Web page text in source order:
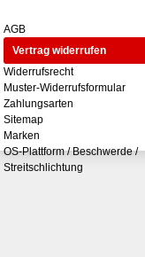
AGB
Vertrag widerrufen
Widerrufsrecht
Muster-Widerrufsformular
Zahlungsarten
Sitemap
Marken
OS-Plattform / Beschwerde /
Streitschlichtung